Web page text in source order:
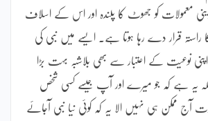
معمولات کو جھوٹ کا پلندہ اور اس کے اسلاف
راستہ قرار دے رہا ہوتا ہے۔ ایسے میں نبی کی
نوعیت کے اعتبار سے بھی بلاشبہ بہت بڑا
یہ ہے کہ جو میرے اور آپ جیسے کسی شخص
آج ممکن ہی نہیں الا یہ کہ کوئی نیا نبی آجائے